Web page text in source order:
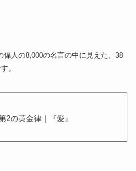
偉人の8,000の名言の中に見えた、38
。
2の黄金律｜『愛』